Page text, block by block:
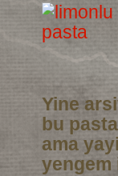
Yine
bu
ama